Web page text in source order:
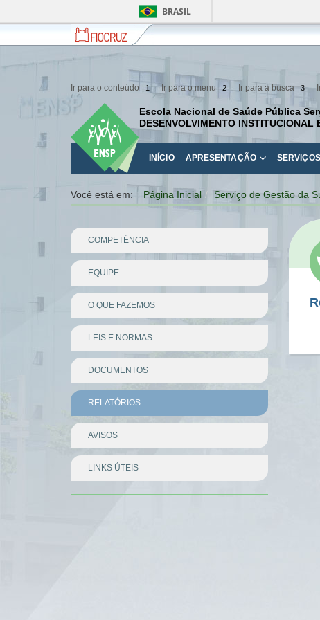
BRASIL
Fiocruz
Fale
com
Fiocruz
Ir para o conteúdo 1 Ir para o menu 2 Ir para a busca 3
Escola Nacional de Saúde Pública
DESENVOLVIMENTO INSTITUCIONAL
INÍCIO APRESENTAÇÃO SERVIÇOS
Você está em: Página Inicial Serviço de Gestão da
COMPETÊNCIA
EQUIPE
O QUE FAZEMOS
LEIS E NORMAS
DOCUMENTOS
RELATÓRIOS
AVISOS
LINKS ÚTEIS
Divisor